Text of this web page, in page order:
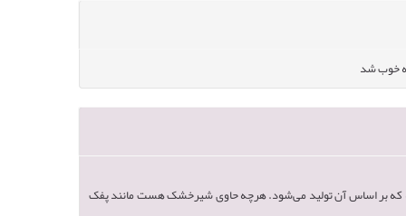
خوب شد
که بر اساس آن تولید می‌شود. هرچه حاوی شیرخشک هست مانند پفک